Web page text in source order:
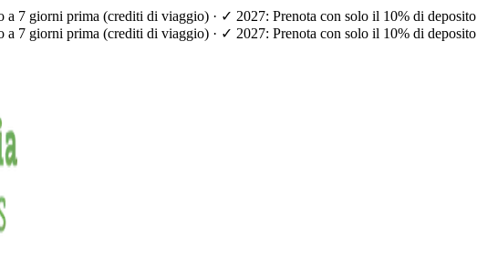
a 7 giorni prima (crediti di viaggio) · ✓ 2027: Prenota con solo il 10% di deposito
a 7 giorni prima (crediti di viaggio) · ✓ 2027: Prenota con solo il 10% di deposito